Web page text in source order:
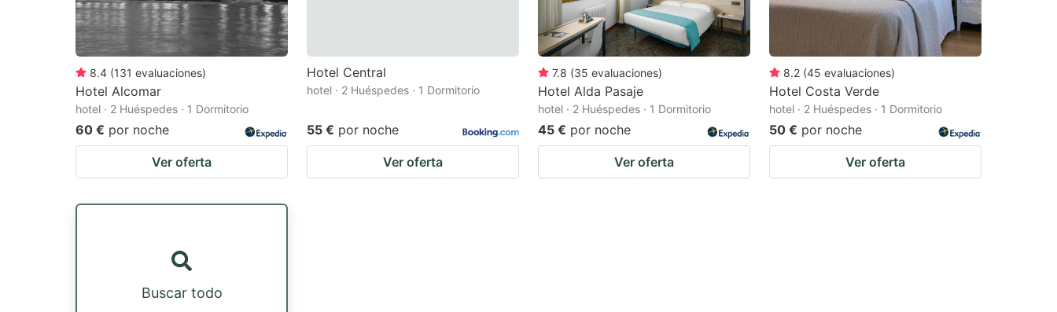
8.4 (131 evaluaciones)
Hotel Alcomar
hotel · 2 Huéspedes · 1 Dormitorio
60 € por noche
Ver oferta
Hotel Central
hotel · 2 Huéspedes · 1 Dormitorio
55 € por noche
Ver oferta
7.8 (35 evaluaciones)
Hotel Alda Pasaje
hotel · 2 Huéspedes · 1 Dormitorio
45 € por noche
Ver oferta
8.2 (45 evaluaciones)
Hotel Costa Verde
hotel · 2 Huéspedes · 1 Dormitorio
50 € por noche
Ver oferta
Buscar todo